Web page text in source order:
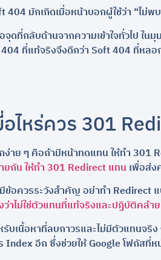
404 มักเกิดเมื่อหน้าบอกผู้ใช้ว่า “ไม่
จุดที่กลับด้านจากความเข้าใจทั่วไป ใน
ที่แท้จริงจึงดีกว่า Soft 404 ที่หลอ
อไหร่ควร 301
ง่าย ๆ คือถ้ามีหน้าทดแทน ให้ทำ 301
ยกัน ให้ทำ 301 Redirect แทนเพื่อส่ง
ข้อควรระวังสำคัญ อย่าทำ Redirect
ว่าไม่ใช่ตัวแทนที่แท้จริงและปฏิบัติคล้า
รับเนื้อหาที่ลบถาวรและไม่มีตัวแทนจริ
Index อีก ซึ่งช่วยให้ Google โฟกัส